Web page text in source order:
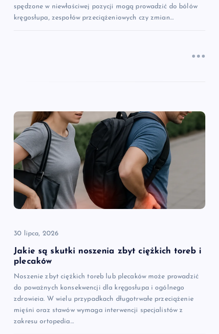
spędzone w niewłaściwej pozycji mogą prowadzić do bólów
kręgosłupa, zespołów przeciążeniowych czy zmian…
30 lipca, 2026
Jakie są skutki noszenia zbyt ciężkich toreb i
plecaków
Noszenie zbyt ciężkich toreb lub plecaków może prowadzić
do poważnych konsekwencji dla kręgosłupa i ogólnego
zdrowieia. W wielu przypadkach długotrwałe przeciążenie
mięśni oraz stawów wymaga interwencji specjalistów z
zakresu ortopedia…